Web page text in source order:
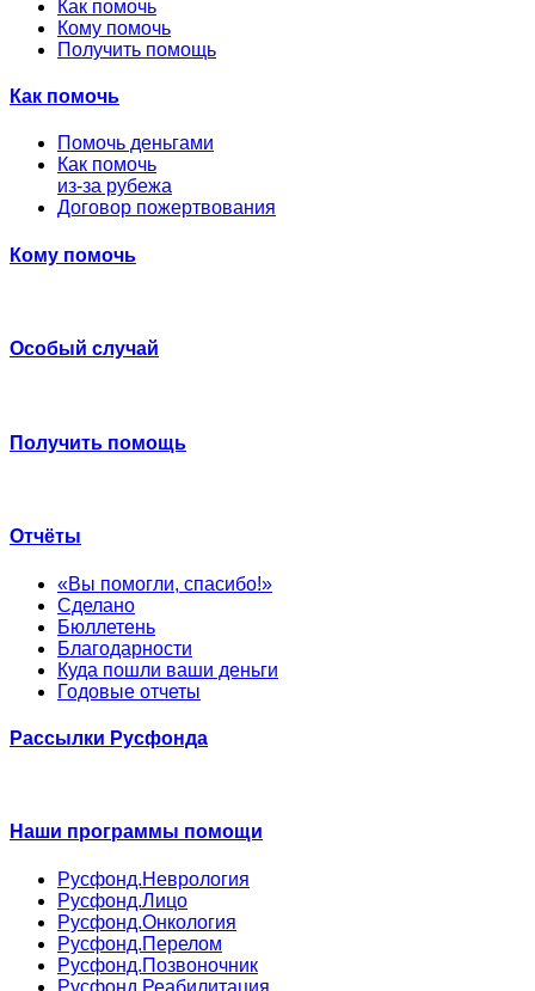
Как помочь
Кому помочь
Получить помощь
Как помочь
Помочь деньгами
Как помочь
из-за рубежа
Договор пожертвования
Кому помочь
Особый случай
Получить помощь
Отчёты
«Вы помогли, спасибо!»
Сделано
Бюллетень
Благодарности
Куда пошли ваши деньги
Годовые отчеты
Рассылки Русфонда
Наши программы помощи
Русфонд.Неврология
Русфонд.Лицо
Русфонд.Онкология
Русфонд.Перелом
Русфонд.Позвоночник
Русфонд.Реабилитация